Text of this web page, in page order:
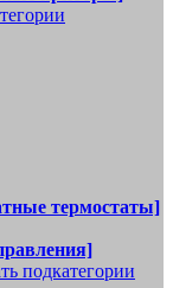
термостаты]
подкатегории